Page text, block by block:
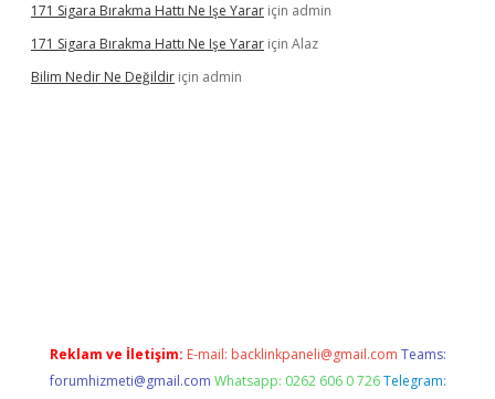
171 Sigara Bırakma Hattı Ne Işe Yarar için admin
171 Sigara Bırakma Hattı Ne Işe Yarar için Alaz
Bilim Nedir Ne Değildir için admin
Reklam ve İletişim: E-mail: backlinkpaneli@gmail.com Teams:
forumhizmeti@gmail.com Whatsapp: 0262 606 0 726 Telegram: